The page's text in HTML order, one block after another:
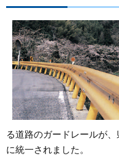
る道路のガードレールが
に統一されました。